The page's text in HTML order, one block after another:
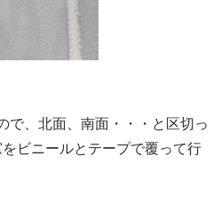
、北面、南面・・・と区切っ
ビニールとテープで覆って行